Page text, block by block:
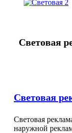
Световая
Световая
Световая
наружной